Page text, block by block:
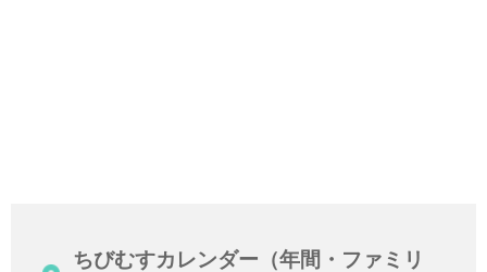
ちびむすカレンダー（年間・ファミリ